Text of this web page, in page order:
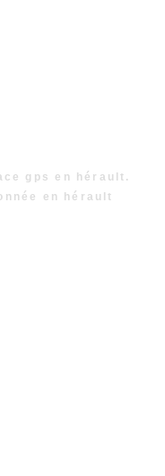
gps en hérault.
en hérault